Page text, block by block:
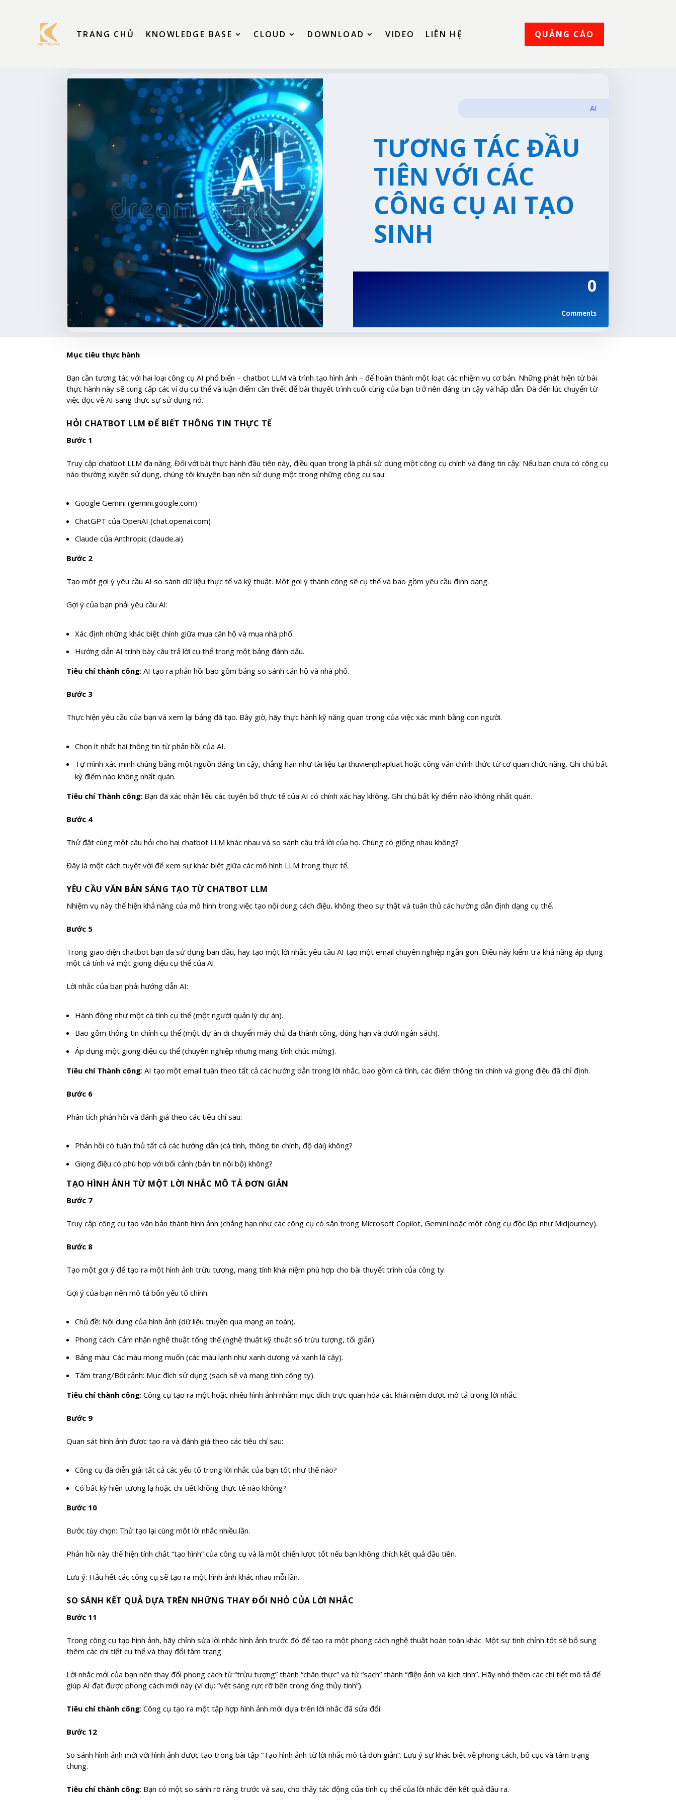
TRANG CHỦ KNOWLEDGE BASE CLOUD DOWNLOAD VIDEO LIÊN HỆ QUẢNG CÁO
AI
TƯƠNG TÁC ĐẦU
TIÊN VỚI CÁC
CÔNG CỤ AI TẠO
SINH
0
Comments
Mục tiêu thực hành
Bạn cần tương tác với hai loại công cụ AI phổ biến – chatbot LLM và trình tạo hình ảnh – để hoàn thành một loạt các nhiệm vụ cơ bản. Những phát hiện từ bài
thực hành này sẽ cung cấp các ví dụ cụ thể và luận điểm cần thiết để bài thuyết trình cuối cùng của bạn trở nên đáng tin cậy và hấp dẫn. Đã đến lúc chuyển từ
việc đọc về AI sang thực sự sử dụng nó.
HỎI CHATBOT LLM ĐỂ BIẾT THÔNG TIN THỰC TẾ
Bước 1
Truy cập chatbot LLM đa năng. Đối với bài thực hành đầu tiên này, điều quan trọng là phải sử dụng một công cụ chính và đáng tin cậy. Nếu bạn chưa có công cụ
nào thường xuyên sử dụng, chúng tôi khuyên bạn nên sử dụng một trong những công cụ sau:
Google Gemini (gemini.google.com)
ChatGPT của OpenAI (chat.openai.com)
Claude của Anthropic (claude.ai)
Bước 2
Tạo một gợi ý yêu cầu AI so sánh dữ liệu thực tế và kỹ thuật. Một gợi ý thành công sẽ cụ thể và bao gồm yêu cầu định dạng.
Gợi ý của bạn phải yêu cầu AI:
Xác định những khác biệt chính giữa mua căn hộ và mua nhà phố.
Hướng dẫn AI trình bày câu trả lời cụ thể trong một bảng đánh dấu.
Tiêu chí thành công: AI tạo ra phản hồi bao gồm bảng so sánh căn hộ và nhà phố.
Bước 3
Thực hiện yêu cầu của bạn và xem lại bảng đã tạo. Bây giờ, hãy thực hành kỹ năng quan trọng của việc xác minh bằng con người.
Chọn ít nhất hai thông tin từ phản hồi của AI.
Tự mình xác minh chúng bằng một nguồn đáng tin cậy, chẳng hạn như tài liệu tại thuvienphapluat hoặc công văn chính thức từ cơ quan chức năng. Ghi chú bất
kỳ điểm nào không nhất quán.
Tiêu chí Thành công: Bạn đã xác nhận liệu các tuyên bố thực tế của AI có chính xác hay không. Ghi chú bất kỳ điểm nào không nhất quán.
Bước 4
Thử đặt cùng một câu hỏi cho hai chatbot LLM khác nhau và so sánh câu trả lời của họ. Chúng có giống nhau không?
Đây là một cách tuyệt vời để xem sự khác biệt giữa các mô hình LLM trong thực tế.
YÊU CẦU VĂN BẢN SÁNG TẠO TỪ CHATBOT LLM
Nhiệm vụ này thể hiện khả năng của mô hình trong việc tạo nội dung cách điệu, không theo sự thật và tuân thủ các hướng dẫn định dạng cụ thể.
Bước 5
Trong giao diện chatbot bạn đã sử dụng ban đầu, hãy tạo một lời nhắc yêu cầu AI tạo một email chuyên nghiệp ngắn gọn. Điều này kiểm tra khả năng áp dụng
một cá tính và một giọng điệu cụ thể của AI.
Lời nhắc của bạn phải hướng dẫn AI:
Hành động như một cá tính cụ thể (một người quản lý dự án).
Bao gồm thông tin chính cụ thể (một dự án di chuyển máy chủ đã thành công, đúng hạn và dưới ngân sách).
Áp dụng một giọng điệu cụ thể (chuyên nghiệp nhưng mang tính chúc mừng).
Tiêu chí Thành công: AI tạo một email tuân theo tất cả các hướng dẫn trong lời nhắc, bao gồm cá tính, các điểm thông tin chính và giọng điệu đã chỉ định.
Bước 6
Phân tích phản hồi và đánh giá theo các tiêu chí sau:
Phản hồi có tuân thủ tất cả các hướng dẫn (cá tính, thông tin chính, độ dài) không?
Giọng điệu có phù hợp với bối cảnh (bản tin nội bộ) không?
TẠO HÌNH ẢNH TỪ MỘT LỜI NHẮC MÔ TẢ ĐƠN GIẢN
Bước 7
Truy cập công cụ tạo văn bản thành hình ảnh (chẳng hạn như các công cụ có sẵn trong Microsoft Copilot, Gemini hoặc một công cụ độc lập như Midjourney).
Bước 8
Tạo một gợi ý để tạo ra một hình ảnh trừu tượng, mang tính khái niệm phù hợp cho bài thuyết trình của công ty.
Gợi ý của bạn nên mô tả bốn yếu tố chính:
Chủ đề: Nội dung của hình ảnh (dữ liệu truyền qua mạng an toàn).
Phong cách: Cảm nhận nghệ thuật tổng thể (nghệ thuật kỹ thuật số trừu tượng, tối giản).
Bảng màu: Các màu mong muốn (các màu lạnh như xanh dương và xanh lá cây).
Tâm trạng/Bối cảnh: Mục đích sử dụng (sạch sẽ và mang tính công ty).
Tiêu chí thành công: Công cụ tạo ra một hoặc nhiều hình ảnh nhằm mục đích trực quan hóa các khái niệm được mô tả trong lời nhắc.
Bước 9
Quan sát hình ảnh được tạo ra và đánh giá theo các tiêu chí sau:
Công cụ đã diễn giải tất cả các yếu tố trong lời nhắc của bạn tốt như thế nào?
Có bất kỳ hiện tượng lạ hoặc chi tiết không thực tế nào không?
Bước 10
Bước tùy chọn: Thử tạo lại cùng một lời nhắc nhiều lần.
Phản hồi này thể hiện tính chất “tạo hình” của công cụ và là một chiến lược tốt nếu bạn không thích kết quả đầu tiên.
Lưu ý: Hầu hết các công cụ sẽ tạo ra một hình ảnh khác nhau mỗi lần.
SO SÁNH KẾT QUẢ DỰA TRÊN NHỮNG THAY ĐỔI NHỎ CỦA LỜI NHẮC
Bước 11
Trong công cụ tạo hình ảnh, hãy chỉnh sửa lời nhắc hình ảnh trước đó để tạo ra một phong cách nghệ thuật hoàn toàn khác. Một sự tinh chỉnh tốt sẽ bổ sung
thêm các chi tiết cụ thể và thay đổi tâm trạng.
Lời nhắc mới của bạn nên thay đổi phong cách từ “trừu tượng” thành “chân thực” và từ “sạch” thành “điện ảnh và kịch tính”. Hãy nhớ thêm các chi tiết mô tả để
giúp AI đạt được phong cách mới này (ví dụ: “vệt sáng rực rỡ bên trong ống thủy tinh”).
Tiêu chí thành công: Công cụ tạo ra một tập hợp hình ảnh mới dựa trên lời nhắc đã sửa đổi.
Bước 12
So sánh hình ảnh mới với hình ảnh được tạo trong bài tập “Tạo hình ảnh từ lời nhắc mô tả đơn giản”. Lưu ý sự khác biệt về phong cách, bố cục và tâm trạng
chung.
Tiêu chí thành công: Bạn có một so sánh rõ ràng trước và sau, cho thấy tác động của tính cụ thể của lời nhắc đến kết quả đầu ra.